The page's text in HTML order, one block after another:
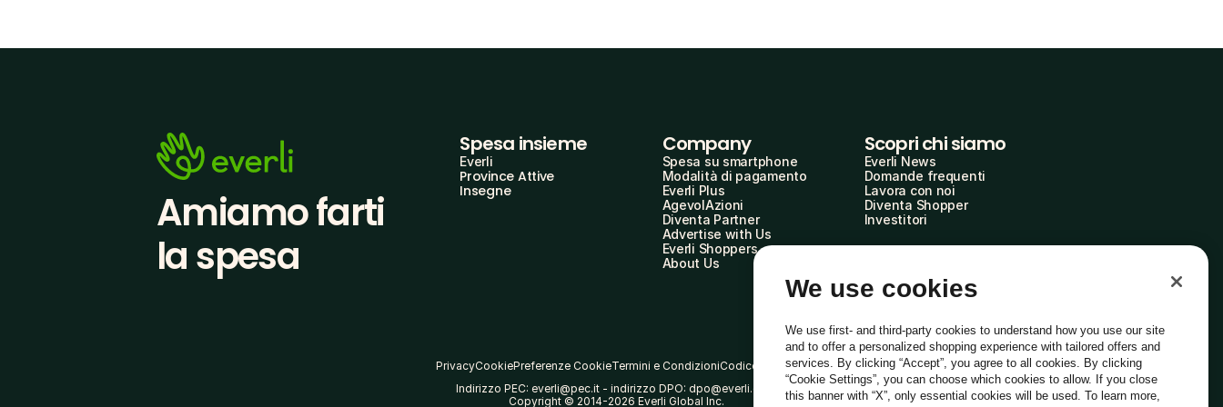
Amiamo farti
la spesa
Spesa insieme
Everli
Province Attive
Insegne
Company
Spesa su smartphone
Modalità di pagamento
Everli Plus
AgevolAzioni
Diventa Partner
Advertise with Us
Everli Shoppers
About Us
Scopri chi siamo
Everli News
Domande frequenti
Lavora con noi
Diventa Shopper
Investitori
PrivacyCookiePreferenze CookieTermini e CondizioniCodice Etico
Indirizzo PEC: everli@pec.it - indirizzo DPO: dpo@everli.com
Copyright © 2014-2026 Everli Global Inc.
Italiano
We use cookies
We use first- and third-party cookies to understand how you use our site
and to offer a personalized shopping experience with tailored offers and
services. By clicking “Accept”, you agree to all cookies. By clicking
“Cookie Settings”, you can choose which cookies to allow. If you close
this banner with “X”, only essential cookies will be used. To learn more,